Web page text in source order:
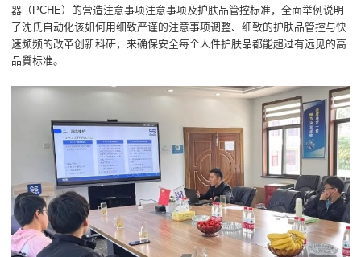
器（PCHE）的营造注意事项注意事项及护肤品管控标准，全面举例说明
了沈氏自动化该如何用细致严谨的注意事项调整、细致的护肤品管控与快
速频频的改革创新科研，来确保安全每个人件护肤品都能超过有远见的高
品質标准。